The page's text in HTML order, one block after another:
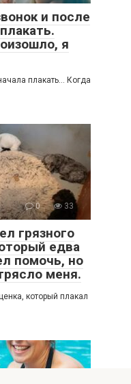
и после
я
плакать… Когда
0 33
грязного
едва
помочь, но
меня.
который плакал